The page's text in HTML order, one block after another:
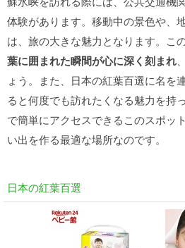
体験があります。移動中の景色や、
は、旅の大きな魅力となります。こ
葉に囲まれた瞬間が心に深く刻まれ
ょう。また、日本の紅葉百選に名を
ると何度でも訪れたくなる魅力を持
で簡単にアクセスできるこのスポッ
い出を作る最適な場所なのです。
日本の紅葉百選